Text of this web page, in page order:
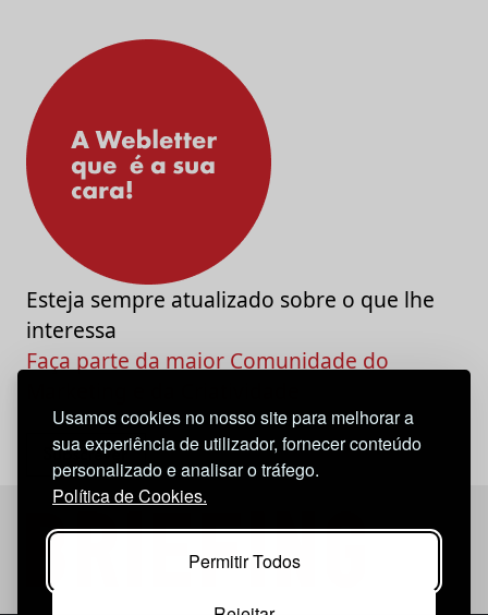
Usamos cookies no nosso site para melhorar a
sua experiência de utilizador, fornecer conteúdo
personalizado e analisar o tráfego.
Política de Cookies.
Permitir Todos
Esteja sempre atualizado sobre o que lhe
interessa
Faça parte da maior Comunidade do